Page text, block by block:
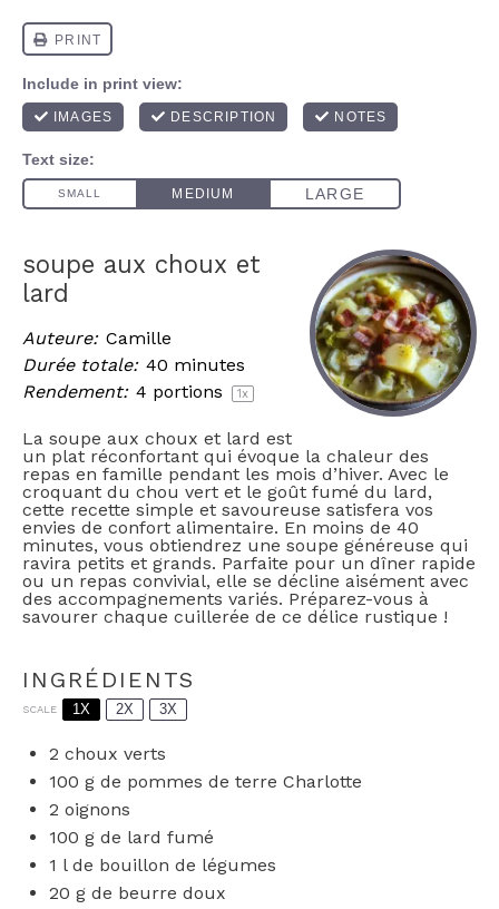
soupe aux choux et
lard
Auteure: Camille
Durée totale: 40 minutes
Rendement: 4 portions 1x
La soupe aux choux et lard est
un plat réconfortant qui évoque la chaleur des
repas en famille pendant les mois d’hiver. Avec le
croquant du chou vert et le goût fumé du lard,
cette recette simple et savoureuse satisfera vos
envies de confort alimentaire. En moins de 40
minutes, vous obtiendrez une soupe généreuse qui
ravira petits et grands. Parfaite pour un dîner rapide
ou un repas convivial, elle se décline aisément avec
des accompagnements variés. Préparez-vous à
savourer chaque cuillerée de ce délice rustique !
INGRÉDIENTS
SCALE 1X 2X 3X
2 choux verts
100 g de pommes de terre Charlotte
2 oignons
100 g de lard fumé
1 l de bouillon de légumes
20 g de beurre doux